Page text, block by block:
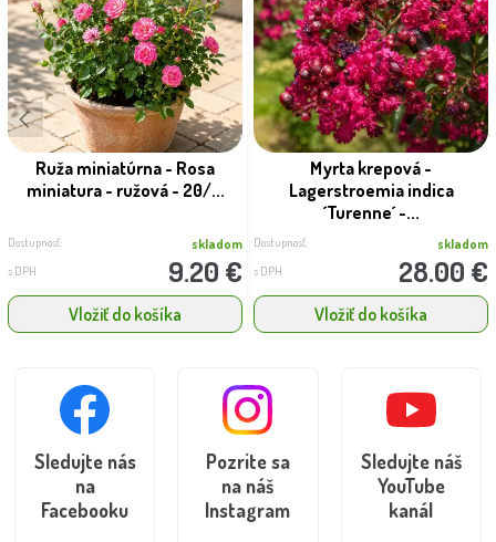
Ruža miniatúrna - Rosa
miniatura - ružová - 20/...
Dostupnosť: skladom
s DPH 9.20 €
Vložiť do košíka
Myrta krepová -
Lagerstroemia indica
´Turenne´ -...
Dostupnosť: skladom
s DPH 28.00 €
Vložiť do košíka
Sledujte nás
na
Facebooku
Pozrite sa
na náš
Instagram
Sledujte náš
YouTube
kanál